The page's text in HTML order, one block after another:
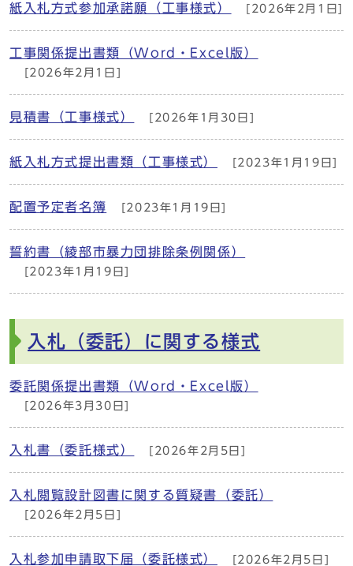
紙入札方式参加承諾願（工事様式） [2026年2月1日]
工事関係提出書類（Word・Excel版）
[2026年2月1日]
見積書（工事様式） [2026年1月30日]
紙入札方式提出書類（工事様式） [2023年1月19日]
配置予定者名簿 [2023年1月19日]
誓約書（綾部市暴力団排除条例関係）
[2023年1月19日]
入札（委託）に関する様式
委託関係提出書類（Word・Excel版）
[2026年3月30日]
入札書（委託様式） [2026年2月5日]
入札閲覧設計図書に関する質疑書（委託）
[2026年2月5日]
入札参加申請取下届（委託様式） [2026年2月5日]